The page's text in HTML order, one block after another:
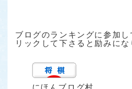
ブログのランキングに参加
リックして下さると励みにな